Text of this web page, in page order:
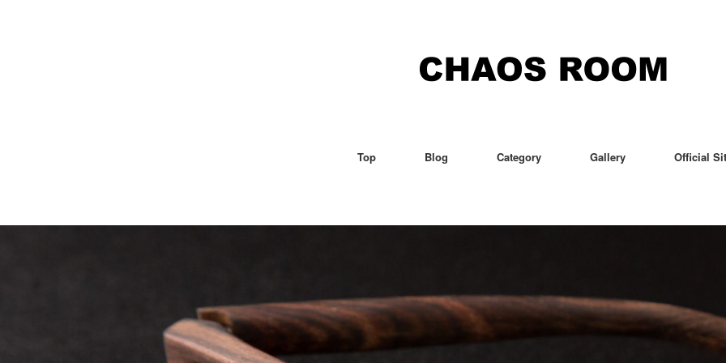
Top Blog Category Gallery Official